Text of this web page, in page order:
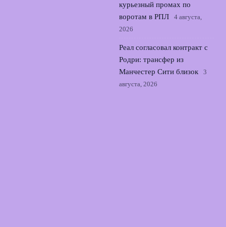
курьезный промах по
воротам в РПЛ
4 августа,
2026
Реал согласовал контракт с
Родри: трансфер из
Манчестер Сити близок
3
августа, 2026